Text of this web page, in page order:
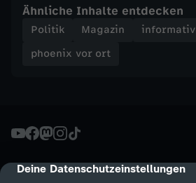
cmp-dialog-description
Deine Datenschutzeinstellungen
I
e
s
Ähnliche Inhalte entdecken
Politik Magazin
informativ
phoenix vor ort